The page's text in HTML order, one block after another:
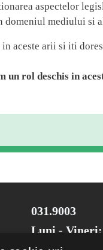
aspectelor
domeniul mediului si
in aceste arii si iti
un rol deschis in
031.9003
Luni - Vineri: